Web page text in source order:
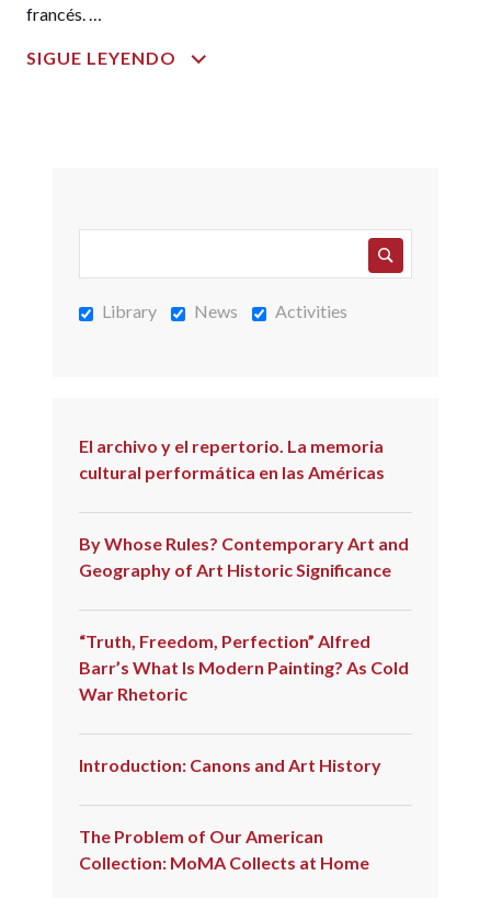
francés. …
SIGUE LEYENDO
MISERIA
Library News Activities
El archivo y el repertorio. La memoria
cultural performática en las Américas
By Whose Rules? Contemporary Art and
Geography of Art Historic Significance
“Truth, Freedom, Perfection” Alfred
Barr’s What Is Modern Painting? As Cold
War Rhetoric
Introduction: Canons and Art History
The Problem of Our American
Collection: MoMA Collects at Home